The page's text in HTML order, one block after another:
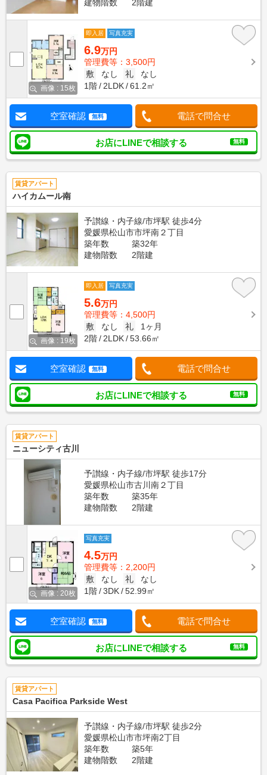
建物階数 2階建
画像 : 15枚
即入居 写真充実
6.9万円
管理費等：3,500円
敷
なし 礼
なし
1階
2LDK 61.2㎡
空室確認 無料 電話で問合せ
お店にLINEで相談する 無料
賃貸アパート
ハイカムール南
予讃線・内子線/市坪駅 徒歩4分
愛媛県松山市市坪南２丁目
築年数
築32年
建物階数
2階建
画像 : 19枚
即入居 写真充実
5.6万円
管理費等：4,500円
敷
なし 礼
1ヶ月
2階
2LDK 53.66㎡
空室確認 無料 電話で問合せ
お店にLINEで相談する 無料
賃貸アパート
ニューシティ古川
予讃線・内子線/市坪駅 徒歩17分
愛媛県松山市古川南２丁目
築年数
築35年
建物階数
2階建
画像 : 20枚
写真充実
4.5万円
管理費等：2,200円
敷
なし 礼
なし
1階
3DK 52.99㎡
空室確認 無料 電話で問合せ
お店にLINEで相談する 無料
賃貸アパート
Casa Pacifica Parkside West
予讃線・内子線/市坪駅 徒歩2分
愛媛県松山市市坪南2丁目
築年数
築5年
建物階数
2階建